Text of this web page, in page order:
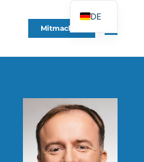
Mitmachen
DE
FR
EN
PT
PL
UK